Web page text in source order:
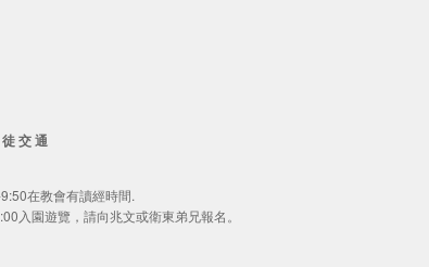
交 通
在教會有讀經時間.
入園遊覽，請向兆文或衛東弟兄報名。